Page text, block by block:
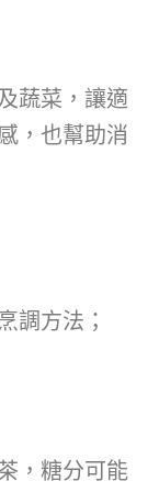
蔬菜，讓適
，也幫助消
調方法；
，糖分可能